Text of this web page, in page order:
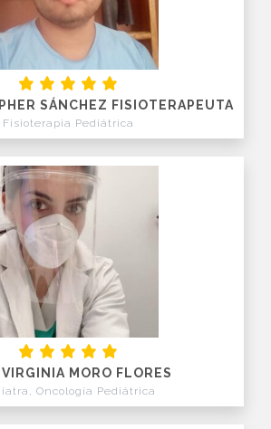
SÁNCHEZ FISIOTERAPEUTA
Fisioterapia Pediátrica
VIRGINIA MORO FLORES
Oncología Pediátrica